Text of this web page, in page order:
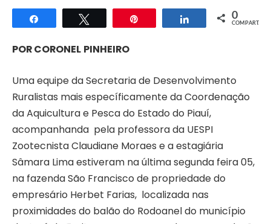
Compartilhar Compartilhar
0
COMPART.
POR CORONEL PINHEIRO
Uma equipe da Secretaria de Desenvolvimento
Ruralistas mais específicamente da Coordenação
da Aquicultura e Pesca do Estado do Piauí,
acompanhanda pela professora da UESPI
Zootecnista Claudiane Moraes e a estagiária
Sâmara Lima estiveram na última segunda feira 05,
na fazenda São Francisco de propriedade do
empresário Herbet Farias, localizada nas
proximidades do balão do Rodoanel do município